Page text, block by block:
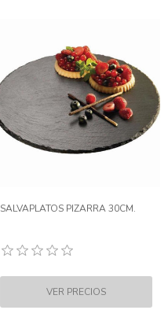
SALVAPLATOS PIZARRA 30CM.